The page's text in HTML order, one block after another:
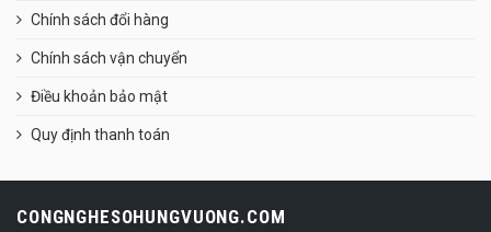
Chính sách đổi hàng
Chính sách vận chuyển
Điều khoản bảo mật
Quy định thanh toán
CONGNGHESOHUNGVUONG.COM